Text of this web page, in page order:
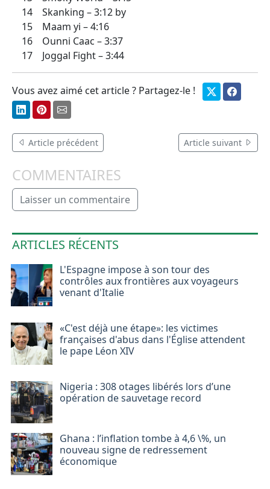
14 Skanking – 3:12 by
15 Maam yi – 4:16
16 Ounni Caac – 3:37
17 Joggal Fight – 3:44
Vous avez aimé cet article ? Partagez-le !
Article précédent Article suivant
COMMENTAIRES
Laisser un commentaire
ARTICLES RÉCENTS
L'Espagne impose à son tour des
contrôles aux frontières aux voyageurs
venant d'Italie
«C'est déjà une étape»: les victimes
françaises d'abus dans l'Église attendent
le pape Léon XIV
Nigeria : 308 otages libérés lors d’une
opération de sauvetage record
Ghana : l’inflation tombe à 4,6 \%, un
nouveau signe de redressement
économique